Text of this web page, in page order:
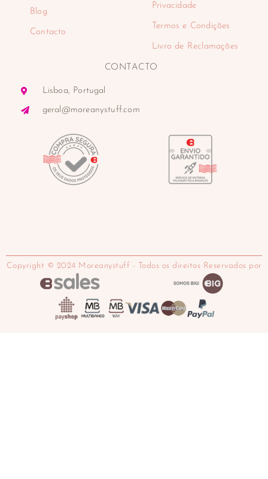
Blog
Contacto
Privacidade
Termos e Condições
Livro de Reclamações
CONTACTO
Lisboa, Portugal
geral@moreanystuff.com
Copyright © 2024 Moreanystuff - Todos os direitos Reservados por